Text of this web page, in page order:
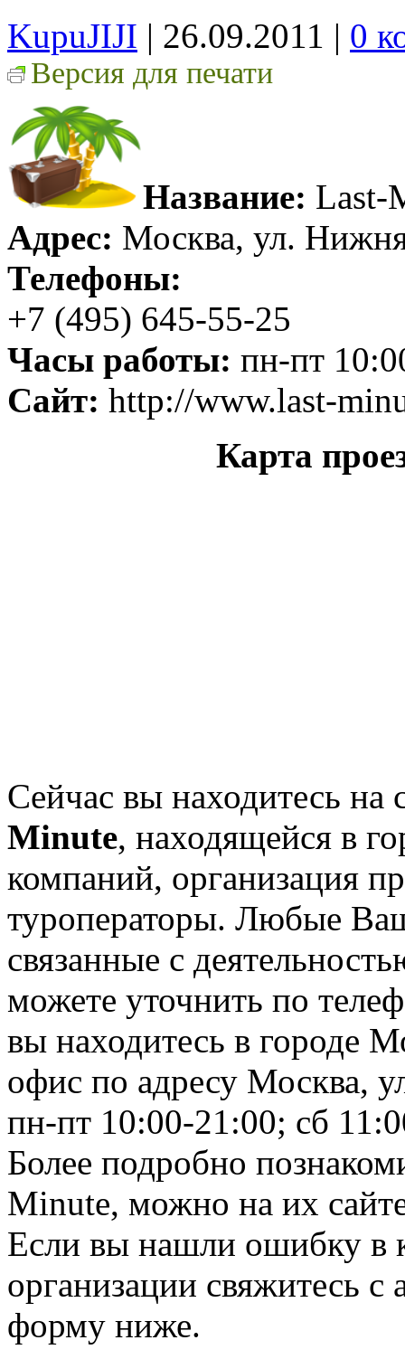
KupuJIJI | 26.09.2011 | 0
Версия для печати
Название: Last-
Адрес: Москва, ул.
Телефоны:
+7 (495) 645-55-25
Часы работы: пн-пт
Сайт: http://www.last-
Карта
Сейчас вы находитесь на
Minute, находящейся в
компаний, организация
туроператоры. Любые
связанные с
можете уточнить по
вы находитесь в городе
офис по адресу Москва,
пн-пт 10:00-21:00; сб
Более подробно
Minute, можно на их
Если вы нашли ошибку в
организации свяжитесь
форму ниже.